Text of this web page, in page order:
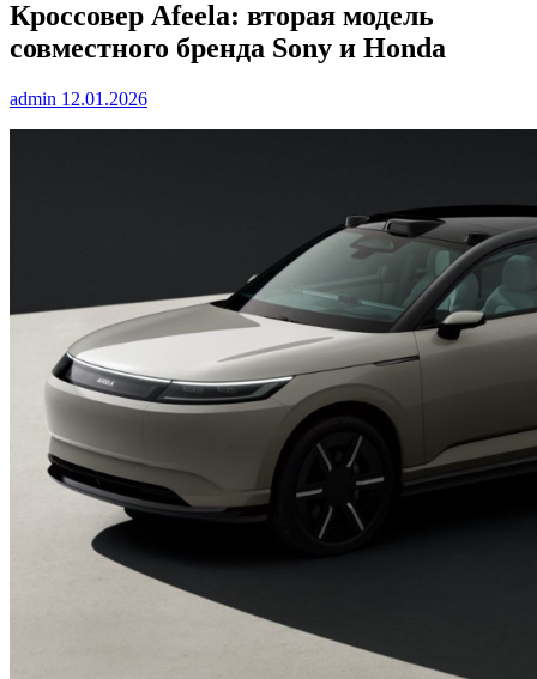
Кроссовер Afeela: вторая модель
совместного бренда Sony и Honda
admin 12.01.2026